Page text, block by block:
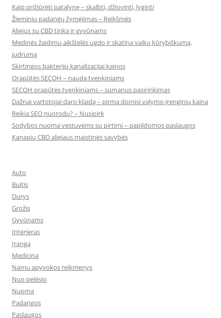
Kaip prižiūrėti patalynę – skalbti, džiovinti, lyginti
Žieminių padangų žymėjimas – Reikšmės
Aliejus su CBD tinka ir gyvūnams
Medinės žaidimų aikštelės ugdo ir skatina vaikų kūrybiškumą,
judrumą
Skirtingos bakterijų kanalizacijai kainos
Orapūtės SECOH – nauda tvenkiniams
SECOH orapūtės tvenkiniams – sumanus pasirinkimas
Dažnai vartotojai daro klaidą – pirma domisi valymo įrenginių kaina
Reikia SEO nuorodų? – Nusipirk
Sodybos nuoma vestuvėms su pirtimi – papildomos paslaugos
Kanapių CBD aliejaus maistinės savybės
Auto
Buitis
Durys
Grožis
Gyvūnams
Interjeras
Įranga
Medicina
Namų apyvokos reikmenys
Nuo pelėsio
Nuoma
Padangos
Paslaugos